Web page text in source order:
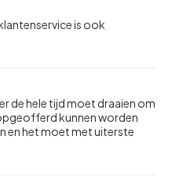
is ook
de hele tijd moet draaien om
kunnen worden
en het moet met uiterste